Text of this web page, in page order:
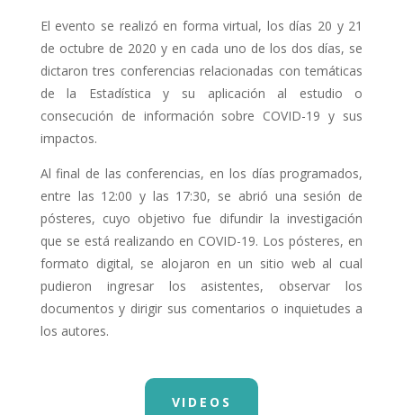
El evento se realizó en forma virtual, los días 20 y 21
de octubre de 2020 y en cada uno de los dos días, se
dictaron tres conferencias relacionadas con temáticas
de la Estadística y su aplicación al estudio o
consecución de información sobre COVID-19 y sus
impactos.
Al final de las conferencias, en los días programados,
entre las 12:00 y las 17:30, se abrió una sesión de
pósteres, cuyo objetivo fue difundir la investigación
que se está realizando en COVID-19. Los pósteres, en
formato digital, se alojaron en un sitio web al cual
pudieron ingresar los asistentes, observar los
documentos y dirigir sus comentarios o inquietudes a
los autores.
VIDEOS